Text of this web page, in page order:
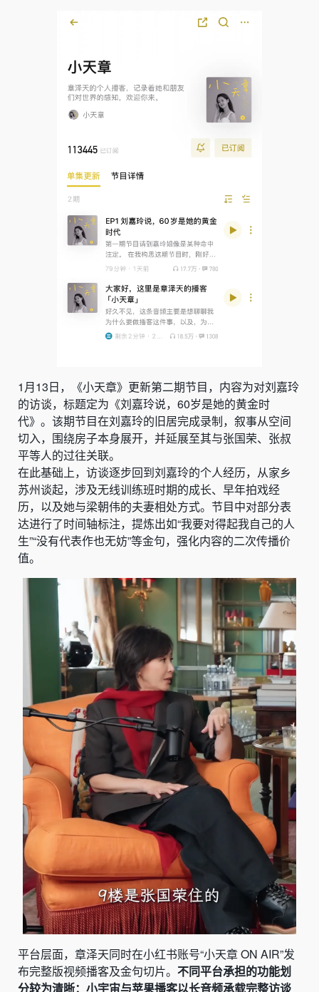
1月13日，《小天章》更新第二期节目，内容为对刘嘉玲
的访谈，标题定为《刘嘉玲说，60岁是她的黄金时
代》。该期节目在刘嘉玲的旧居完成录制，叙事从空间
切入，围绕房子本身展开，并延展至其与张国荣、张叔
平等人的过往关联。
在此基础上，访谈逐步回到刘嘉玲的个人经历，从家乡
苏州谈起，涉及无线训练班时期的成长、早年拍戏经
历，以及她与梁朝伟的夫妻相处方式。节目中对部分表
达进行了时间轴标注，提炼出如“我要对得起我自己的人
生”“没有代表作也无妨”等金句，强化内容的二次传播价
值。
平台层面，章泽天同时在小红书账号“小天章 ON AIR”发
布完整版视频播客及金句切片。 不同平台承担的功能划
分较为清晰：小宇宙与苹果播客以长音频承载完整访谈